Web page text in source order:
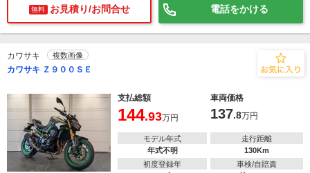
無料 お見積り/お問合せ 電話をかける
カワサキ 複数画像
カワサキ Ｚ９００ＳＥ
支払総額 車両価格
144.93万円 137.8万円
モデル年式
年式不明
走行距離
130Km
初度登録年
車検/自賠責